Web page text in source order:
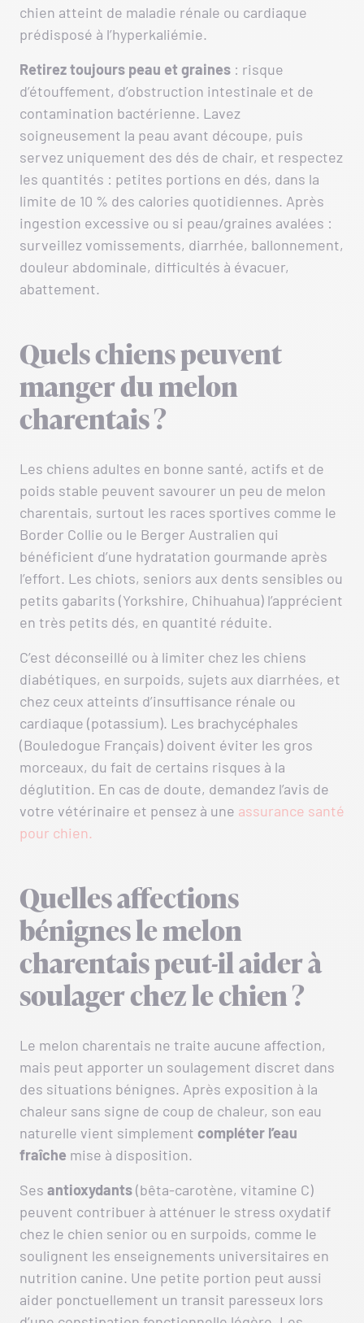
chien atteint de maladie rénale ou cardiaque
prédisposé à l’hyperkaliémie.
Retirez toujours peau et graines : risque
d’étouffement, d’obstruction intestinale et de
contamination bactérienne. Lavez
soigneusement la peau avant découpe, puis
servez uniquement des dés de chair, et respectez
les quantités : petites portions en dés, dans la
limite de 10 % des calories quotidiennes. Après
ingestion excessive ou si peau/graines avalées :
surveillez vomissements, diarrhée, ballonnement,
douleur abdominale, difficultés à évacuer,
abattement.
Quels chiens peuvent
manger du melon
charentais ?
Les chiens adultes en bonne santé, actifs et de
poids stable peuvent savourer un peu de melon
charentais, surtout les races sportives comme le
Border Collie ou le Berger Australien qui
bénéficient d’une hydratation gourmande après
l’effort. Les chiots, seniors aux dents sensibles ou
petits gabarits (Yorkshire, Chihuahua) l’apprécient
en très petits dés, en quantité réduite.
C’est déconseillé ou à limiter chez les chiens
diabétiques, en surpoids, sujets aux diarrhées, et
chez ceux atteints d’insuffisance rénale ou
cardiaque (potassium). Les brachycéphales
(Bouledogue Français) doivent éviter les gros
morceaux, du fait de certains risques à la
déglutition. En cas de doute, demandez l’avis de
votre vétérinaire et pensez à une assurance santé
pour chien.
Quelles affections
bénignes le melon
charentais peut-il aider à
soulager chez le chien ?
Le melon charentais ne traite aucune affection,
mais peut apporter un soulagement discret dans
des situations bénignes. Après exposition à la
chaleur sans signe de coup de chaleur, son eau
naturelle vient simplement compléter l’eau
fraîche mise à disposition.
Ses antioxydants(bêta-carotène, vitamine C)
peuvent contribuer à atténuer le stress oxydatif
chez le chien senior ou en surpoids, comme le
soulignent les enseignements universitaires en
nutrition canine. Une petite portion peut aussi
aider ponctuellement un transit paresseux lors